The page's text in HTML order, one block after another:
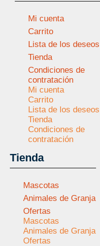
Mi cuenta
Carrito
Lista de los deseos
Tienda
Condiciones de
contratación
Mi cuenta
Carrito
Lista de los deseos
Tienda
Condiciones de
contratación
Tienda
Mascotas
Animales de Granja
Ofertas
Mascotas
Animales de Granja
Ofertas